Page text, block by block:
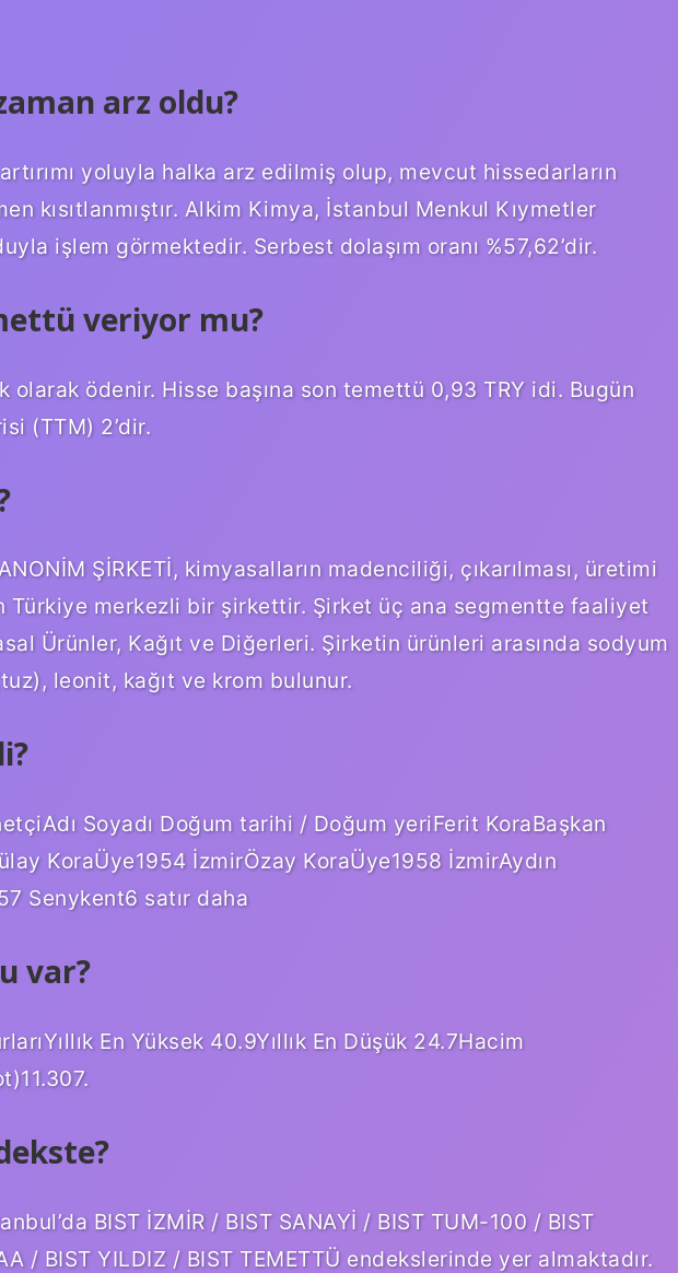
arz oldu?
yoluyla halka arz edilmiş olup, mevcut hissedarların
kısıtlanmıştır. Alkim Kimya, İstanbul Menkul Kıymetler
işlem görmektedir. Serbest dolaşım oranı %57,62’dir.
veriyor mu?
olarak ödenir. Hisse başına son temettü 0,93 TRY idi. Bugün
(TTM) 2’dir.
ŞİRKETİ, kimyasalların madenciliği, çıkarılması, üretimi
Türkiye merkezli bir şirkettir. Şirket üç ana segmentte faaliyet
Ürünler, Kağıt ve Diğerleri. Şirketin ürünleri arasında sodyum
leonit, kağıt ve krom bulunur.
Soyadı Doğum tarihi / Doğum yeriFerit KoraBaşkan
KoraÜye1954 İzmirÖzay KoraÜye1958 İzmirAydın
Senykent6 satır daha
var?
En Yüksek 40.9Yıllık En Düşük 24.7Hacim
BIST İZMİR / BIST SANAYİ / BIST TUM-100 / BIST
/ BIST YILDIZ / BIST TEMETTÜ endekslerinde yer almaktadır.